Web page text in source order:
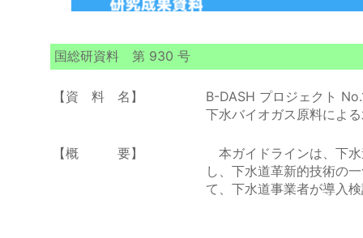
国総研資料 第 930 号
【資 料 名】
B-DASH プロジェクト
下水バイオガス原料によ
【概 要】
本ガイドラインは、下
し、下水道革新的技術の
て、下水道事業者が導入